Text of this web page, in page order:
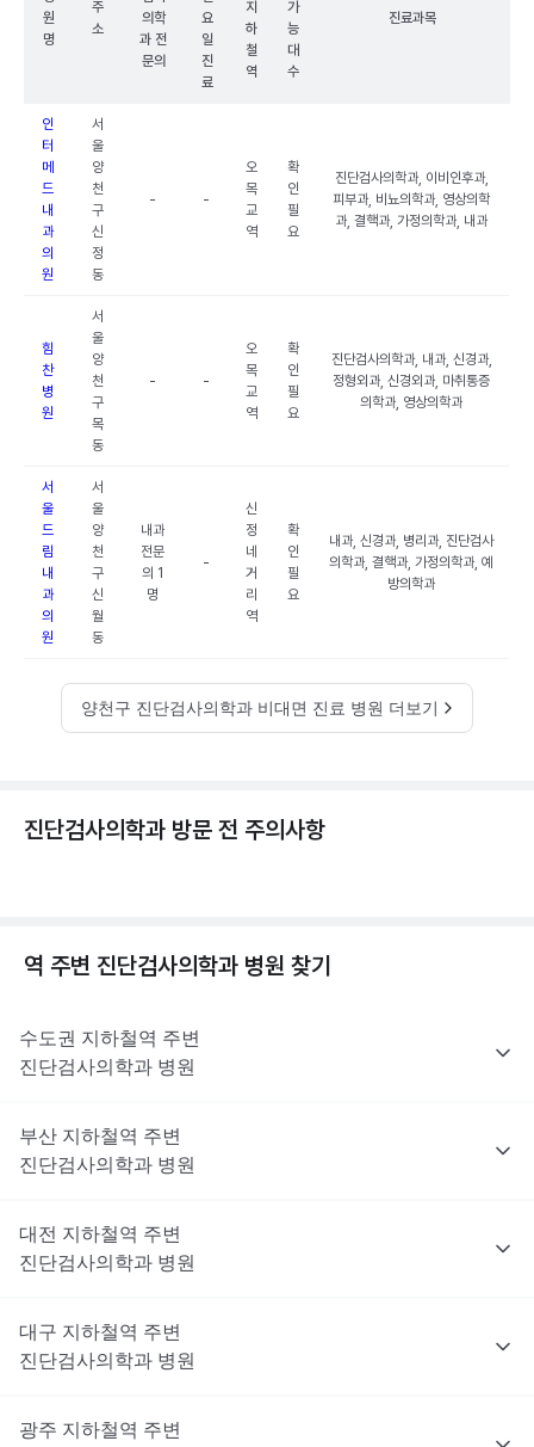
원
명
주
소
의학
과 전
문의
요
일
진
료
지
하
철
역
가
능
대
수
진료과목
인
터
메
드
내
과
의
원
서
울
양
천
구
신
정
동
- -
오
목
교
역
확
인
필
요
진단검사의학과, 이비인후과,
피부과, 비뇨의학과, 영상의학
과, 결핵과, 가정의학과, 내과
힘
찬
병
원
서
울
양
천
구
목
동
- -
오
목
교
역
확
인
필
요
진단검사의학과, 내과, 신경과,
정형외과, 신경외과, 마취통증
의학과, 영상의학과
서
울
드
림
내
과
의
원
서
울
양
천
구
신
월
동
내과
전문
의 1
명
-
신
정
네
거
리
역
확
인
필
요
내과, 신경과, 병리과, 진단검사
의학과, 결핵과, 가정의학과, 예
방의학과
양천구 진단검사의학과 비대면 진료 병원 더보기
진단검사의학과 방문 전 주의사항
역 주변 진단검사의학과 병원 찾기
수도권 지하철역 주변
진단검사의학과 병원
부산 지하철역 주변
진단검사의학과 병원
대전 지하철역 주변
진단검사의학과 병원
대구 지하철역 주변
진단검사의학과 병원
광주 지하철역 주변